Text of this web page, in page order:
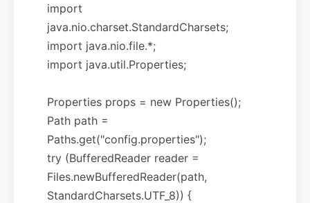
import
java.nio.charset.StandardCharsets;
import java.nio.file.*;
import java.util.Properties;
Properties props = new Properties();
Path path =
Paths.get("config.properties");
try (BufferedReader reader =
Files.newBufferedReader(path,
StandardCharsets.UTF_8)) {